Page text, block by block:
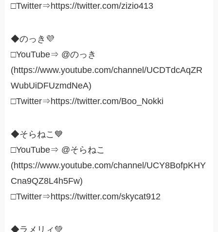
□Twitter⇒https://twitter.com/zizio413
◆のっき💜
□YouTube⇒ @のっき
(https://www.youtube.com/channel/UCDTdcAqZR
WubUiDFUzmdNeA)
□Twitter⇒https://twitter.com/Boo_Nokki
◆そらねこ💙
□YouTube⇒ @そらねこ
(https://www.youtube.com/channel/UCY8BofpKHY
Cna9QZ8L4h5Fw)
□Twitter⇒https://twitter.com/skycat912
◆ラメリィ💚